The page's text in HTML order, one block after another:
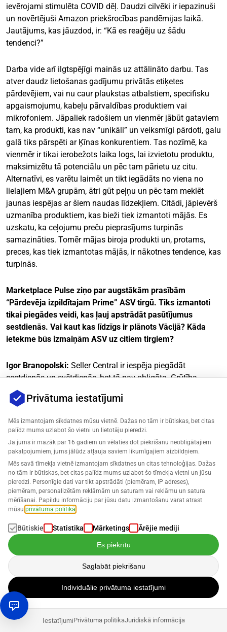
ievērojami stimulēta COVID dēļ. Daudzi cilvēki ir iepazinuši
un novērtējuši Amazon priekšrocības pandēmijas laikā.
Jautājums, kas jāuzdod, ir: “Kā es reaģēju uz šādu
tendenci?”
Darba vide arī ilgtspējīgi mainās uz attālināto darbu. Tas
atver daudz lietošanas gadījumu privātās etiķetes
pārdevējiem, vai nu caur plaukstas atbalstiem, specifisku
apgaismojumu, kabeļu pārvaldības produktiem vai
mikrofoniem. Jāpaliek radošiem un vienmēr jābūt gataviem
tam, ka produkti, kas nav “unikāli” un veiksmīgi pārdoti, galu
galā tiks pārspēti ar Ķīnas konkurentiem. Tas nozīmē, ka
vienmēr ir tikai ierobežots laika logs, lai izvietotu produktu,
maksimizētu tā potenciālu un pēc tam pārietu uz citu.
Alternatīvi, es varētu laimēt un tikt iegādāts no viena no
lielajiem M&A grupām, ātri gūt peļņu un pēc tam meklēt
jaunas iespējas ar šiem naudas līdzekļiem. Citādi, jāpievērš
uzmanība produktiem, kas bieži tiek izmantoti mājās. Es
uzskatu, ka ceļojumu preču pieprasījums turpinās
samazināties. Tomēr mājas biroja produkti un, protams,
preces, kas tiek izmantotas mājās, ir nākotnes tendence, kas
turpinās.
Marketplace Pulse ziņo par augstākām prasībām
“Pārdevēja izpildītajam Prime” ASV tirgū. Tiks izmantoti
tikai piegādes veidi, kas ļauj apstrādāt pasūtījumus
sestdienās. Vai kaut kas līdzīgs ir plānots Vācijā? Kāda
ietekme būs izmaiņām ASV uz citiem tirgiem?
Igor Branopolski: Seller Central ir iespēja piegādāt
sestdienās un svētdienās, bet tā nav obligāta. Grūtība
Vācijā ir tāda, ka šī iespēja vienkārši nepastāv – neviens
pakalpojumu sniedzējs nepiegādā septiņas dienas nedēļā.
un ir ļoti maz ticams, ka tuvākajā nākotnē kaut kas
mainīsies. Tāpēc es neredzu ASV apstākļu ietekmi uz
Vācijas tirgu.
Produkti
Koronas pandēmijas laikā pieprasījums pēc biznesa
pēc mājas apģērba ir strauji pieaudzis. Kādas produktu
tendences jūs redzat nākamajiem gadiem?
Igor Branopolski:
Koronas pandēmijas laikā tendences,
piemēram, sejas maskas un roku dezinfekcijas līdzekļi, ļoti
ātri izzuda. Ir ļoti grūti prognozēt šādas lietas ilgākā laika
posmā. Jāseko līdzi tendencēm un attiecīgi jāpielāgo savu
produktu klāsts. Tomēr to, ko mēs ļoti skaidri sajutīsim
Privātuma iestatījumi
Mēs izmantojam sīkdatnes mūsu vietnē. Dažas no tām ir būtiskas, bet citas
palīdz mums uzlabot šo vietni un lietotāju pieredzi.
Ja jums ir mazāk par 16 gadiem un vēlaties dot piekrišanu neobligātajiem
pakalpojumiem, jums jālūdz atļauja saviem likumīgajiem aizbildņiem.
Mēs savā tīmekļa vietnē izmantojam sīkdatnes un citas tehnoloģijas. Dažas
no tām ir būtiskas, bet citas palīdz mums uzlabot šo tīmekļa vietni un jūsu
pieredzi. Personīgie dati var tikt apstrādāti (piemēram, IP adreses),
piemēram, personalizētām reklāmām un saturam vai reklāmu un satura
mērīšanai. Papildu informāciju par jūsu datu izmantošanu varat atrast
mūsu privātuma politikā
Būtiskie Statistika Mārketings Ārējie mediji
Es piekrītu
Saglabāt piekrišanu
Individuālie privātuma iestatījumi
IestatījumiPrivātuma politikaJuridiskā informācija